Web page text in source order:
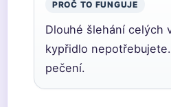
PROČ TO FUNGUJE
Dlouhé šlehání celých
kypřidlo
pečení.